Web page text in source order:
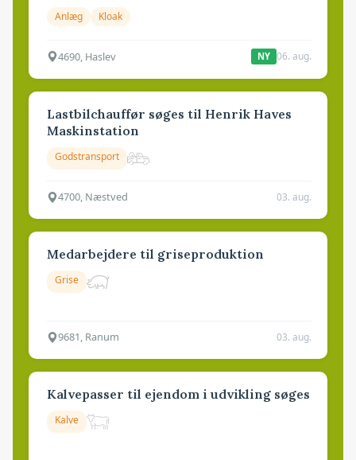
Anlæg Kloak
4690, Haslev NY 06. aug.
Lastbilchauffør søges til Henrik Haves
Maskinstation
Godstransport
4700, Næstved 03. aug.
Medarbejdere til griseproduktion
Grise
9681, Ranum 03. aug.
Kalvepasser til ejendom i udvikling søges
Kalve